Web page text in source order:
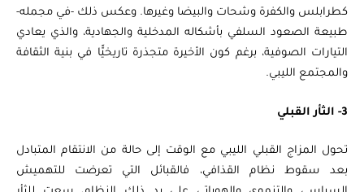
كطرابلس والكفرة وشحات والبيضا وغيرها. وعكس ذلك -في مجمله-
طبيعة الصعود السلفي بأشكاله المدخلية والجهادية، والذي يعادي
التيارات الصوفية، برغم كون الأخيرة متجذرة تاريخيًّا في بنية الثقافة
والمجتمع الليبي.
تحول المزاج القبلي الليبي مع الوقت إلى حالة من الانتقام المتبادل
بعد سقوط نظام القذافي، فالقبائل التي تعرضت للتهميش